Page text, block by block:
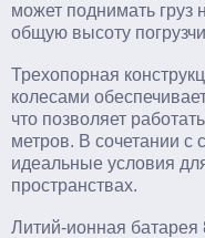
может поднимать груз
общую высоту
Трехопорная
колесами
что позволяет
метров. В сочетании с
идеальные условия
пространствах.
Литий-ионная батарея